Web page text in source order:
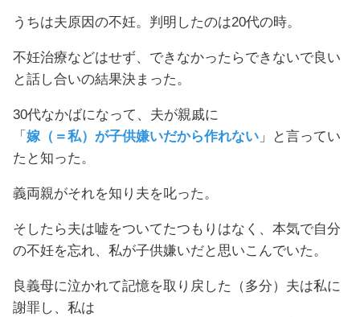
うちは夫原因の不妊。判明したのは20代の時。
不妊治療などはせず、できなかったらできないで良い
と話し合いの結果決まった。
30代なかばになって、夫が親戚に
「 嫁（＝私）が子供嫌いだから作れない 」と言ってい
たと知った。
義両親がそれを知り夫を叱った。
そしたら夫は嘘をついてたつもりはなく、本気で自分
の不妊を忘れ、私が子供嫌いだと思いこんでいた。
良義母に泣かれて記憶を取り戻した（多分）夫は私に
謝罪し、私は